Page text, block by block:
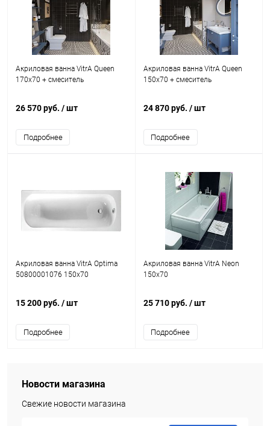
Акриловая ванна VitrA Queen
170x70 + смеситель
26 570 руб. / шт
Подробнее
Акриловая ванна VitrA Queen
150x70 + смеситель
24 870 руб. / шт
Подробнее
Акриловая ванна VitrA Optima
50800001076 150х70
15 200 руб. / шт
Подробнее
Акриловая ванна VitrA Neon
150x70
25 710 руб. / шт
Подробнее
Новости магазина
Свежие новости магазина